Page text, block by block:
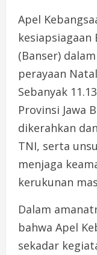
Apel
kesiapsiagaan
(Banser)
perayaan
Sebanyak
Provinsi Jawa
dikerahkan
TNI, serta
menjaga
kerukunan
Dalam
bahwa Apel
sekadar